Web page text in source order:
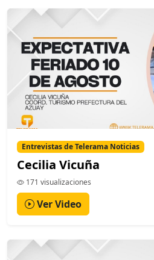
Entrevistas de Telerama Noticias
Cecilia Vicuña
171 visualizaciones
Ver Video